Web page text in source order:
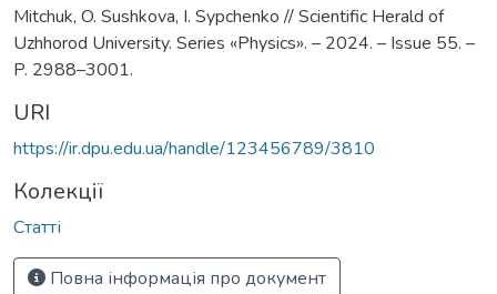
Mitchuk, O. Sushkova, I. Sypchenko // Scientific Herald of
Uzhhorod University. Series «Physics». – 2024. – Issue 55. –
P. 2988–3001.
URI
https://ir.dpu.edu.ua/handle/123456789/3810
Колекції
Статті
Повна інформація про документ